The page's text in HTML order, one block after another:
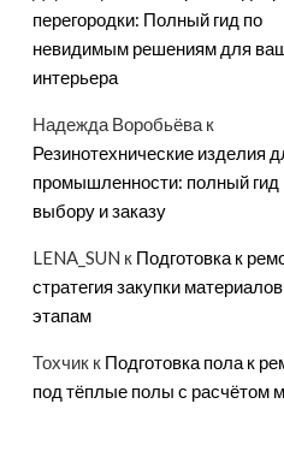
перегородки: Полный гид по
невидимым решениям для
интерьера
Надежда Воробьёвак
Резинотехнические изделия
промышленности: полный гид
выбору и заказу
LENA_SUN к Подготовка к
стратегия закупки
этапам
Тохчикк Подготовка пола к
под тёплые полы с расчётом